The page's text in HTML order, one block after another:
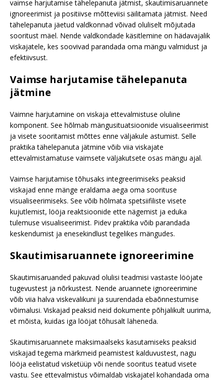
vaimse harjutamise tähelepanuta jätmist, skautimisaruannete
ignoreerimist ja positiivse mõtteviisi säilitamata jätmist. Need
tähelepanuta jäetud valdkonnad võivad oluliselt mõjutada
sooritust mäel. Nende valdkondade käsitlemine on hädavajalik
viskajatele, kes soovivad parandada oma mängu valmidust ja
efektiivsust.
Vaimse harjutamise tähelepanuta
jätmine
Vaimne harjutamine on viskaja ettevalmistuse oluline
komponent. See hõlmab mängusituatsioonide visualiseerimist
ja visete sooritamist mõttes enne väljakule astumist. Selle
praktika tähelepanuta jätmine võib viia viskajate
ettevalmistamatuse vaimsete väljakutsete osas mängu ajal.
Vaimse harjutamise tõhusaks integreerimiseks peaksid
viskajad enne mänge eraldama aega oma soorituse
visualiseerimiseks. See võib hõlmata spetsiifiliste visete
kujutlemist, lööja reaktsioonide ette nägemist ja eduka
tulemuse visualiseerimist. Pidev praktika võib parandada
keskendumist ja enesekindlust tegelikes mängudes.
Skautimisaruannete ignoreerimine
Skautimisaruanded pakuvad olulisi teadmisi vastaste lööjate
tugevustest ja nõrkustest. Nende aruannete ignoreerimine
võib viia halva viskevalikuni ja suurendada ebaõnnestumise
võimalusi. Viskajad peaksid neid dokumente põhjalikult uurima,
et mõista, kuidas iga lööjat tõhusalt läheneda.
Skautimisaruannete maksimaalseks kasutamiseks peaksid
viskajad tegema märkmeid peamistest kalduvustest, nagu
lööja eelistatud visketüüp või nende sooritus teatud visete
vastu. See ettevalmistus võimaldab viskajatel kohandada oma